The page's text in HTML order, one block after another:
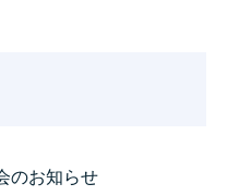
のお知らせ